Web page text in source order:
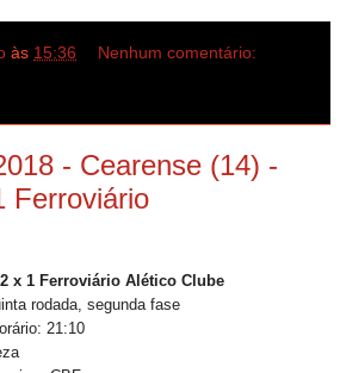
às 15:36 Nenhum comentário:
- Cearense (14) -
Ferroviário
x 1 Ferroviário Alético Clube
rodada, segunda fase
21:10